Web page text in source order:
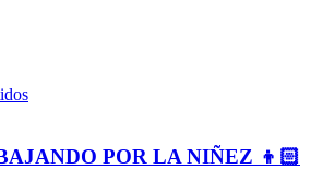
POR LA NIÑEZ 👦🏻